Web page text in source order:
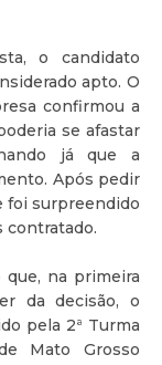
o candidato
apto. O
confirmou a
se afastar
já que a
Após pedir
foi surpreendido
contratado.
que, na primeira
da decisão, o
pela 2ª Turma
Mato Grosso